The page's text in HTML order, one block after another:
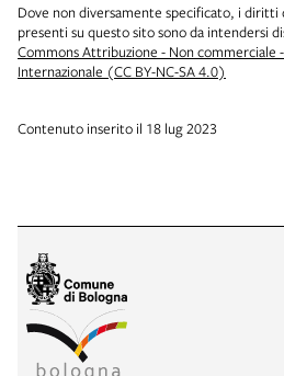
Dove non diversamente specificato, i
presenti su questo sito sono da intendersi
Commons Attribuzione - Non commerciale
Internazionale (CC BY-NC-SA 4.0)
Contenuto inserito il 18 lug 2023